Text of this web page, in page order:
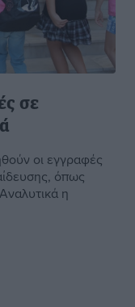
σε
οι εγγραφές
όπως
η